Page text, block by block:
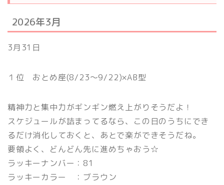
2026年3月
3月31日
１位 おとめ座(8/23〜9/22)×AB型
精神力と集中力がギンギン燃え上がりそうだよ！
スケジュールが詰まってるなら、この日のうちにでき
るだけ消化しておくと、あとで楽ができそうだね。
要領よく、どんどん先に進めちゃおう☆
ラッキーナンバー：81
ラッキーカラー ：ブラウン